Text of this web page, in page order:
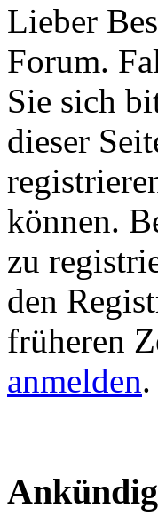
Lieber
Forum.
Sie sich
dieser
können.
zu
den
früheren
anmelden.